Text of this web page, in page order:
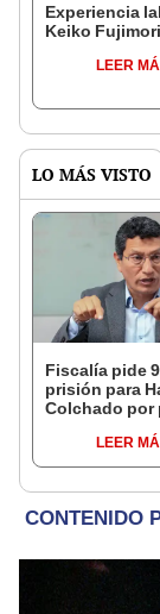
Experiencia
Keiko Fujimori
LEER
LO MÁS VISTO
Fiscalía pide
prisión para
Colchado por
incompatible
ideológica
LEER